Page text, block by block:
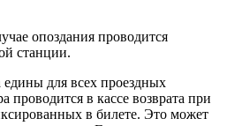
опоздания проводится
станции.
для всех проездных
проводится в кассе возврата при
в билете. Это может